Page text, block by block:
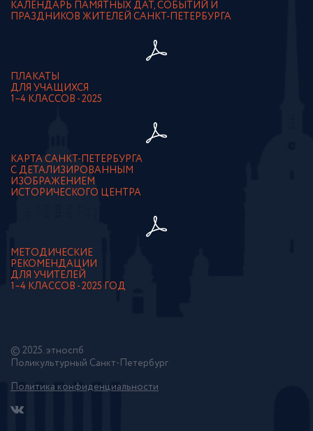
КАЛЕНДАРЬ ПАМЯТНЫХ ДАТ, СОБЫТИЙ И
ПРАЗДНИКОВ ЖИТЕЛЕЙ САНКТ-ПЕТЕРБУРГА
ПЛАКАТЫ
ДЛЯ УЧАЩИХСЯ
1–4 КЛАССОВ - 2025
КАРТА САНКТ-ПЕТЕРБУРГА
С ДЕТАЛИЗИРОВАННЫМ
ИЗОБРАЖЕНИЕМ
ИСТОРИЧЕСКОГО ЦЕНТРА
МЕТОДИЧЕСКИЕ
РЕКОМЕНДАЦИИ
ДЛЯ УЧИТЕЛЕЙ
1–4 КЛАССОВ - 2025 ГОД
© 2025. этноспб
Поликультурный Санкт-Петербург
Политика конфиденциальности